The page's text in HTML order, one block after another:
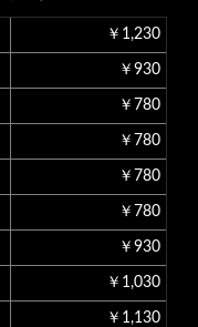
￥1,230
￥930
￥780
￥780
￥780
￥780
￥930
￥1,030
￥1,130